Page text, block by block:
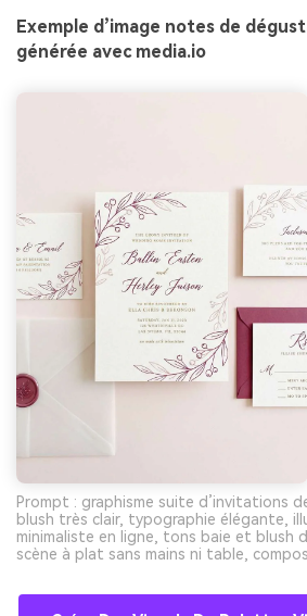
Exemple d’image notes de
générée avec media.io
Prompt : graphisme suite d’invitations
blush très clair, typographie élégante,
minimaliste en ligne, tons baie et blush
scène à plat sans mains ni table,